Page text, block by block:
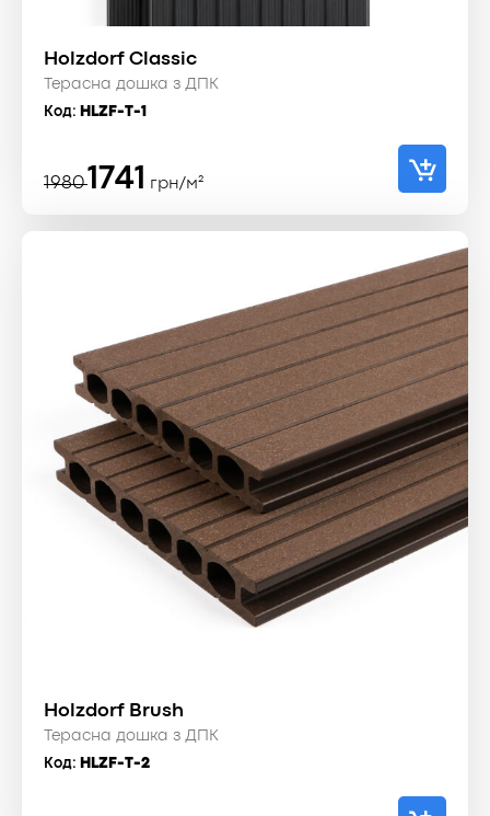
Holzdorf Classic
Терасна дошка з ДПК
Код: HLZF-T-1
1980
Оригінальна
1980 ₴.
1741
Поточна
1741 ₴.
грн/м²
Holzdorf Brush
Терасна дошка з ДПК
Код: HLZF-T-2